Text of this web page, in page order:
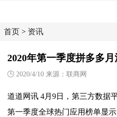
首页 > 资讯
2020年第一季度拼多多
2020/4/10 来源：联商网
道道网讯 4月9日，第三方数据
第一季度全球热门应用榜单显